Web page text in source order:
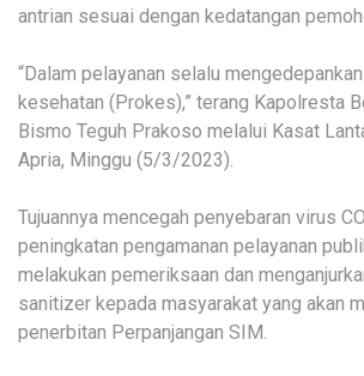
antrian sesuai dengan kedatangan
“Dalam pelayanan selalu
kesehatan (Prokes),” terang Kapolresta
Bismo Teguh Prakoso melalui Kasat
Apria, Minggu (5/3/2023).
Tujuannya mencegah penyebaran virus
peningkatan pengamanan pelayanan
melakukan pemeriksaan dan
sanitizer kepada masyarakat yang akan
penerbitan Perpanjangan SIM.